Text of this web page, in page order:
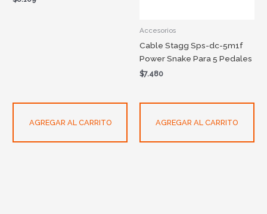
AGREGAR AL CARRITO
Accesorios
Cable Stagg Sps-dc-5m1f
Power Snake Para 5 Pedales
$7.480
AGREGAR AL CARRITO